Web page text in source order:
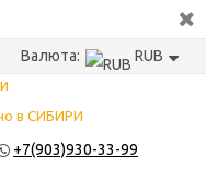
Валюта: RUB
в СИБИРИ
+7(903)930-33-99